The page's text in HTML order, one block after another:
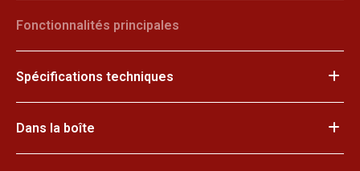
Fonctionnalités principales
Spécifications techniques
Dans la boîte